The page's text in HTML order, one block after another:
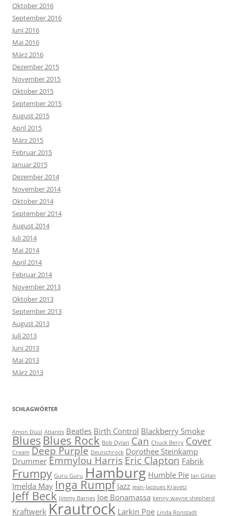
Oktober 2016
September 2016
Juni 2016
Mai 2016
März 2016
Dezember 2015
November 2015
Oktober 2015
September 2015
August 2015
April 2015
März 2015
Februar 2015
Januar 2015
Dezember 2014
November 2014
Oktober 2014
September 2014
August 2014
Juli 2014
Mai 2014
April 2014
Februar 2014
November 2013
Oktober 2013
September 2013
August 2013
Juli 2013
Juni 2013
Mai 2013
März 2013
SCHLAGWÖRTER
Amon Düül Atlantis Beatles Birth Control Blackberry Smoke
BluesBlues Rock Bob Dylan Can Chuck Berry Cover
Cream Deep Purple Deutschrock Dorothee Steinkamp
Drummer Emmylou Harris Eric Clapton Fabrik
Frumpy Guru Guru Hamburg Humble Pie Ian Gillan
Imelda May Inga Rumpf Jazz Jean-Jacques Kravetz
Jeff Beck Jimmy Barnes Joe Bonamassa kenny wayne shepherd
Kraftwerk Krautrock Larkin Poe Linda Ronstadt